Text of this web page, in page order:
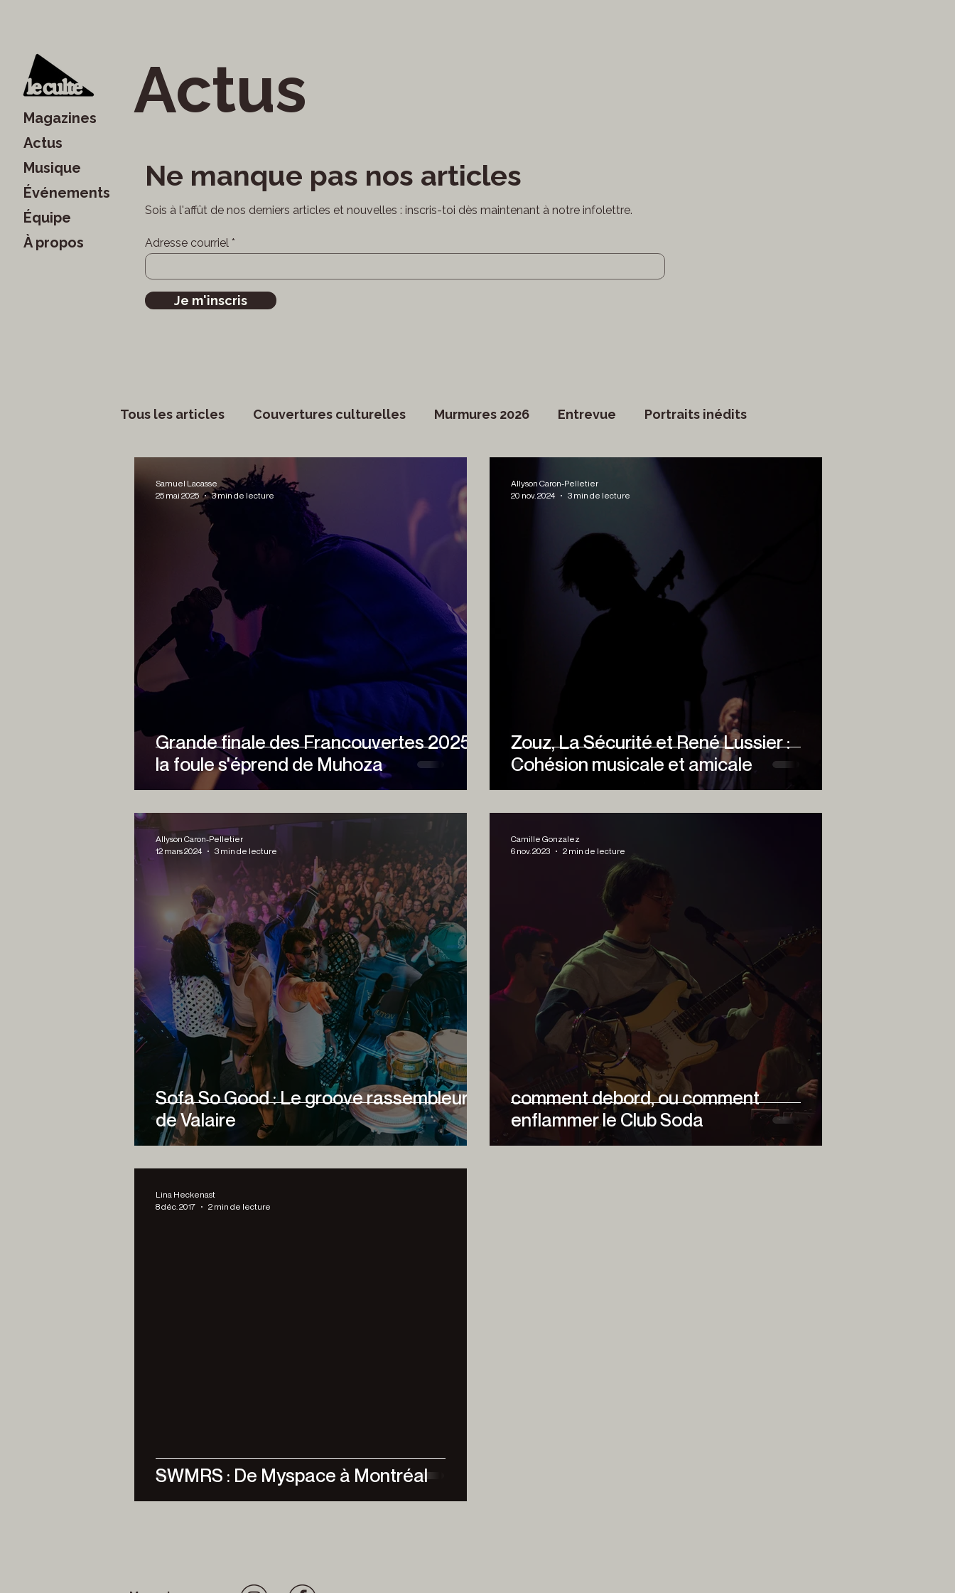
Magazines
Actus
Musique
Événements
Équipe
À propos
Actus
Sois à l'affût de nos derniers articles et nouvelles : inscris-toi dès maintenant à notre infolettre.
Adresse courriel
Je m'inscris
Ne manque pas nos articles
Tous les articles Couvertures culturelles Murmures 2026 Entrevue Portraits inédits
Phénomènes sociaux
Société Coup de coeur francophone
Francouvertes 2024 Cinéma Photoreportage
Grande finale des Francouvertes 2025 :
la foule s'éprend de Muhoza
Samuel Lacasse
25 mai 2025
3 min de lecture
Zouz, La Sécurité et René Lussier :
Cohésion musicale et amicale
Allyson Caron-Pelletier
20 nov. 2024
3 min de lecture
Sofa So Good : Le groove rassembleur
de Valaire
Allyson Caron-Pelletier
12 mars 2024
3 min de lecture
comment debord, ou comment
enflammer le Club Soda
Camille Gonzalez
6 nov. 2023
2 min de lecture
SWMRS : De Myspace à Montréal
Lina Heckenast
8 déc. 2017
2 min de lecture